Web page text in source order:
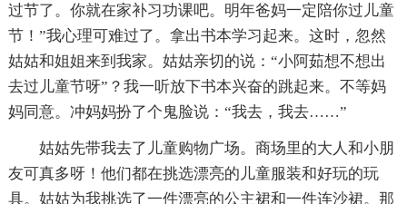
过节了。你就在家补习功课吧。明年爸妈一定陪你过儿童
节！”我心理可难过了。拿出书本学习起来。这时，忽然
姑姑和姐姐来到我家。姑姑亲切的说：“小阿茹想不想出
去过儿童节呀”？我一听放下书本兴奋的跳起来。不等妈
妈同意。冲妈妈扮了个鬼脸说：“我去，我去……”
姑姑先带我去了儿童购物广场。商场里的大人和小朋
友可真多呀！他们都在挑选漂亮的儿童服装和好玩的玩
具。姑姑为我挑选了一件漂亮的公主裙和一件连沙裙。那